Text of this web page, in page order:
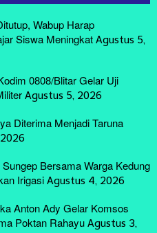
Wabup Harap
Siswa Meningkat Agustus 5,
0808/Blitar Gelar Uji
Agustus 5, 2026
Diterima Menjadi Taruna
Bersama Warga Kedung
Irigasi Agustus 4, 2026
Anton Ady Gelar Komsos
Poktan Rahayu Agustus 3,